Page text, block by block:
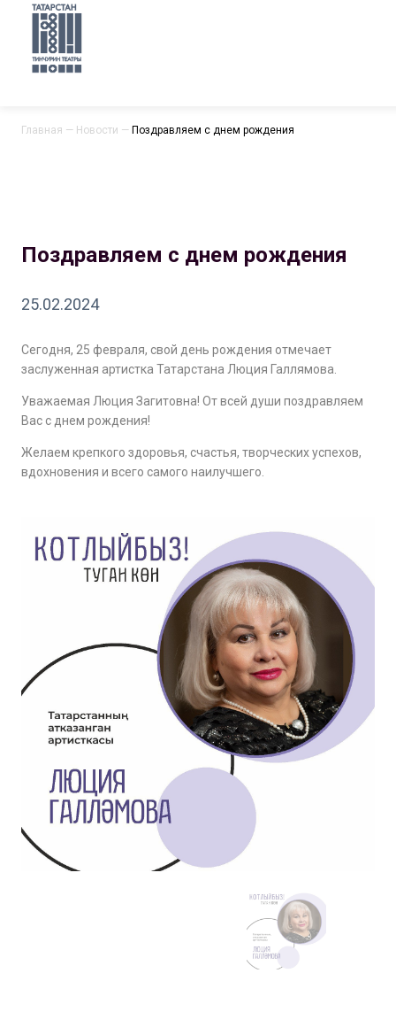
Главная — Новости — Поздравляем с днем рождения
Поздравляем с днем рождения
25.02.2024
Сегодня, 25 февраля, свой день рождения отмечает
заслуженная артистка Татарстана Люция Галлямова.
Уважаемая Люция Загитовна! От всей души поздравляем
Вас с днем рождения!
Желаем крепкого здоровья, счастья, творческих успехов,
вдохновения и всего самого наилучшего.